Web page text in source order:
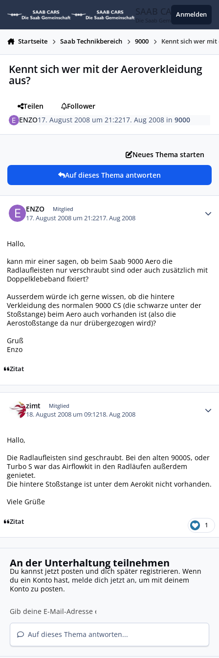
SAAB CARS
Die Saab Gemeinschaft
Anmelden
Startseite Saab Technikbereich 9000 Kennt sich wer
Kennt sich wer mit der Aeroverkleidung
aus?
Teilen
Follower
ENZO17. August 2008 um 21:2217. Aug 2008 in9000
Neues Thema starten
Auf dieses Thema antworten
ENZO Mitglied
17. August 2008 um 21:2217. Aug 2008
Hallo,
kann mir einer sagen, ob beim Saab 9000 Aero die
Radlaufleisten nur verschraubt sind oder auch zusätzlich mit
Doppelklebeband fixiert?
Ausserdem würde ich gerne wissen, ob die hintere
Verkleidung des normalen 9000 CS (die schwarze unter der
Stoßstange) beim Aero auch vorhanden ist (also die
Aerostoßstange da nur drübergezogen wird)?
Gruß
Enzo
Zitat
zimt Mitglied
18. August 2008 um 09:1218. Aug 2008
Hallo,
Die Radlaufleisten sind geschraubt. Bei den alten 9000S, oder
Turbo S war das Airflowkit in den Radläufen außerdem
genietet.
Die hintere Stoßstange ist unter dem Aerokit nicht vorhanden.
Viele Grüße
Zitat 1
An der Unterhaltung teilnehmen
Du kannst jetzt posten und dich später registrieren. Wenn
du ein Konto hast, melde dich jetzt an, um mit deinem
Konto zu posten.
Auf dieses Thema antworten...